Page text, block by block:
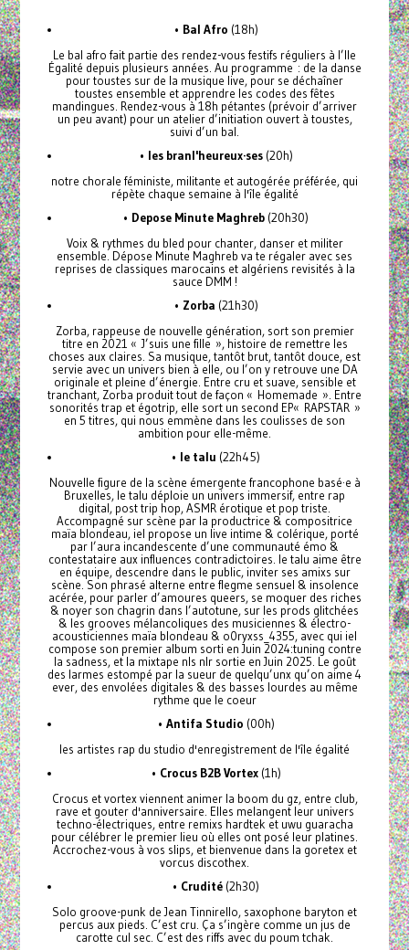
• Bal Afro (18h)
Le bal afro fait partie des rendez-vous festifs réguliers à l’Ile
Égalité depuis plusieurs années. Au programme : de la danse
pour toustes sur de la musique live, pour se déchaîner
toustes ensemble et apprendre les codes des fêtes
mandingues. Rendez-vous à 18h pétantes (prévoir d’arriver
un peu avant) pour un atelier d’initiation ouvert à toustes,
suivi d’un bal.
• les branl'heureux·ses(20h)
notre chorale féministe, militante et autogérée préférée, qui
répète chaque semaine à l'île égalité
• Depose Minute Maghreb (20h30)
Voix & rythmes du bled pour chanter, danser et militer
ensemble. Dépose Minute Maghreb va te régaler avec ses
reprises de classiques marocains et algériens revisités à la
sauce DMM !
• Zorba (21h30)
Zorba, rappeuse de nouvelle génération, sort son premier
titre en 2021 « J’suis une fille », histoire de remettre les
choses aux claires. Sa musique, tantôt brut, tantôt douce, est
servie avec un univers bien à elle, ou l’on y retrouve une DA
originale et pleine d’énergie. Entre cru et suave, sensible et
tranchant, Zorba produit tout de façon « Homemade ». Entre
sonorités trap et égotrip, elle sort un second EP« RAPSTAR »
en 5 titres, qui nous emmène dans les coulisses de son
ambition pour elle-même.
• le talu (22h45)
Nouvelle figure de la scène émergente francophone basé·e à
Bruxelles, le talu déploie un univers immersif, entre rap
digital, post trip hop, ASMR érotique et pop triste.
Accompagné sur scène par la productrice & compositrice
maïa blondeau, iel propose un live intime & colérique, porté
par l’aura incandescente d’une communauté émo &
contestataire aux influences contradictoires. le talu aime être
en équipe, descendre dans le public, inviter ses amixs sur
scène. Son phrasé alterne entre flegme sensuel & insolence
acérée, pour parler d’amoures queers, se moquer des riches
& noyer son chagrin dans l’autotune, sur les prods glitchées
& les grooves mélancoliques des musiciennes & électro-
acousticiennes maïa blondeau & o0ryxss_4355, avec qui iel
compose son premier album sorti en Juin 2024:tuning contre
la sadness, et la mixtape nls nlr sortie en Juin 2025. Le goût
des larmes estompé par la sueur de quelqu’unx qu’on aime 4
ever, des envolées digitales & des basses lourdes au même
rythme que le coeur
• Antifa Studio (00h)
les artistes rap du studio d'enregistrement de l'île égalité
• Crocus B2B Vortex(1h)
Crocus et vortex viennent animer la boom du gz, entre club,
rave et gouter d'anniversaire. Elles melangent leur univers
techno-électriques, entre remixs hardtek et uwu guaracha
pour célébrer le premier lieu où elles ont posé leur platines.
Accrochez-vous à vos slips, et bienvenue dans la goretex et
vorcus discothex.
• Crudité (2h30)
Solo groove-punk de Jean Tinnirello, saxophone baryton et
percus aux pieds. C’est cru. Ça s’ingère comme un jus de
carotte cul sec. C’est des riffs avec du poum tchak.